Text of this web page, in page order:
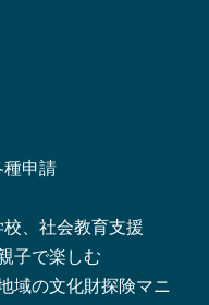
種申請
校、社会教育支援
子で楽しむ
域の文化財探険マニ